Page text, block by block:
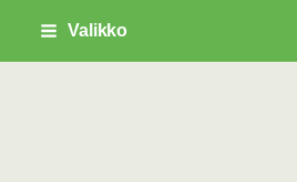
Siirry
Valikko